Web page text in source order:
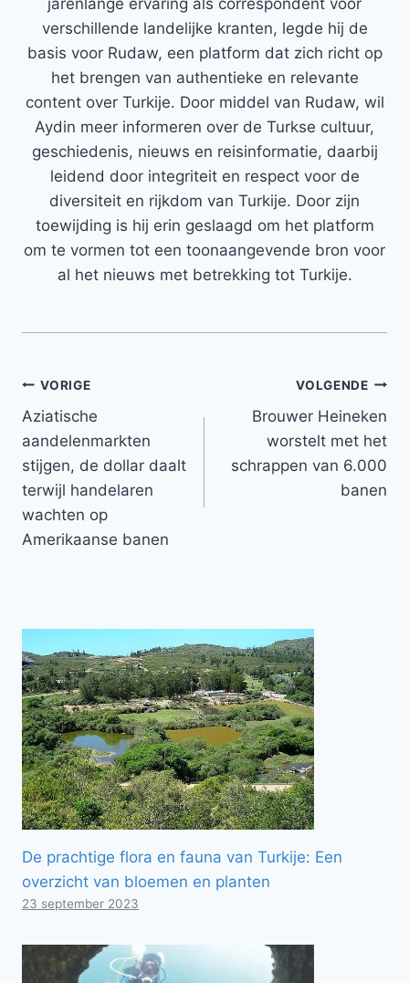
jarenlange ervaring als correspondent voor
verschillende landelijke kranten, legde hij de
basis voor Rudaw, een platform dat zich richt op
het brengen van authentieke en relevante
content over Turkije. Door middel van Rudaw, wil
Aydin meer informeren over de Turkse cultuur,
geschiedenis, nieuws en reisinformatie, daarbij
leidend door integriteit en respect voor de
diversiteit en rijkdom van Turkije. Door zijn
toewijding is hij erin geslaagd om het platform
om te vormen tot een toonaangevende bron voor
al het nieuws met betrekking tot Turkije.
Bericht
navigatie
VORIGE
Aziatische
aandelenmarkten
stijgen, de dollar daalt
terwijl handelaren
wachten op
Amerikaanse banen
VOLGENDE
Brouwer Heineken
worstelt met het
schrappen van 6.000
banen
De prachtige flora en fauna van Turkije: Een
overzicht van bloemen en planten
23 september 2023